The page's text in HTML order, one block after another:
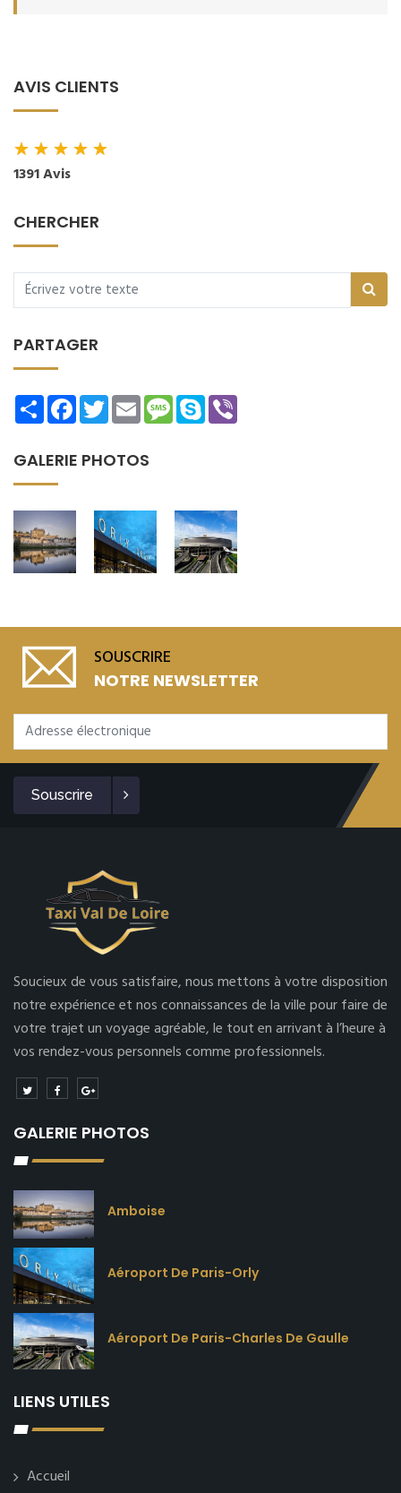
AVIS CLIENTS
★★★★★
1391 Avis
CHERCHER
PARTAGER
ShareFacebookTwitterEmailMessage
Skype
GALERIE PHOTOS
SOUSCRIRE
NOTRE NEWSLETTER
Souscrire
Soucieux de vous satisfaire, nous mettons à votre disposition
notre expérience et nos connaissances de la ville pour faire de
votre trajet un voyage agréable, le tout en arrivant à l’heure à
vos rendez-vous personnels comme professionnels.
GALERIE PHOTOS
Amboise
Aéroport De Paris-Orly
Aéroport De Paris-Charles De Gaulle
LIENS UTILES
Accueil